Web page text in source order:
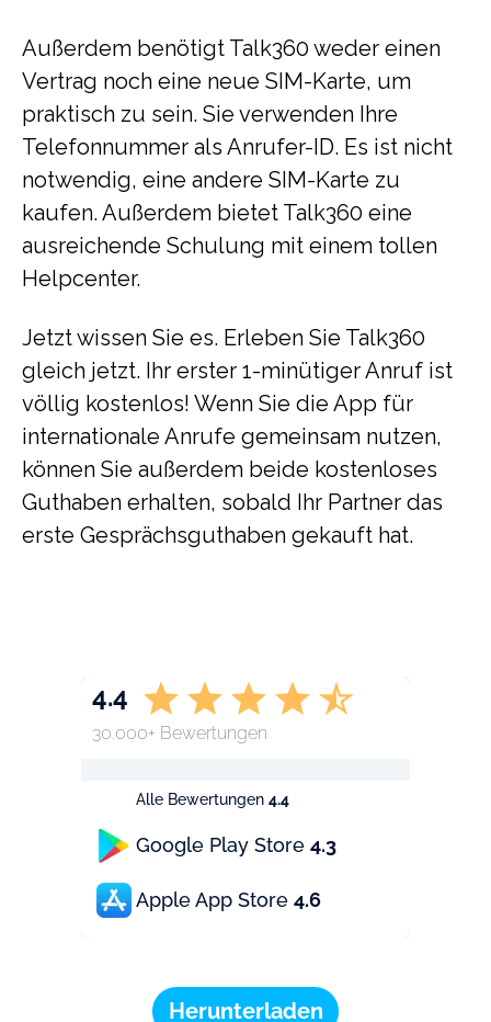
Außerdem benötigt Talk360 weder einen
Vertrag noch eine neue SIM-Karte, um
praktisch zu sein. Sie verwenden Ihre
Telefonnummer als Anrufer-ID. Es ist nicht
notwendig, eine andere SIM-Karte zu
kaufen. Außerdem bietet Talk360 eine
ausreichende Schulung mit einem tollen
Helpcenter.
Jetzt wissen Sie es. Erleben Sie Talk360
gleich jetzt. Ihr erster 1-minütiger Anruf ist
völlig kostenlos! Wenn Sie die App für
internationale Anrufe gemeinsam nutzen,
können Sie außerdem beide kostenloses
Guthaben erhalten, sobald Ihr Partner das
erste Gesprächsguthaben gekauft hat.
Alle Bewertungen 4.4
Google Play Store 4.3
Apple App Store 4.6
4.4
30.000+ Bewertungen
Herunterladen